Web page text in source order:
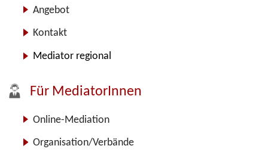
Angebot
Kontakt
Mediator regional
Für MediatorInnen
Online-Mediation
Organisation/Verbände